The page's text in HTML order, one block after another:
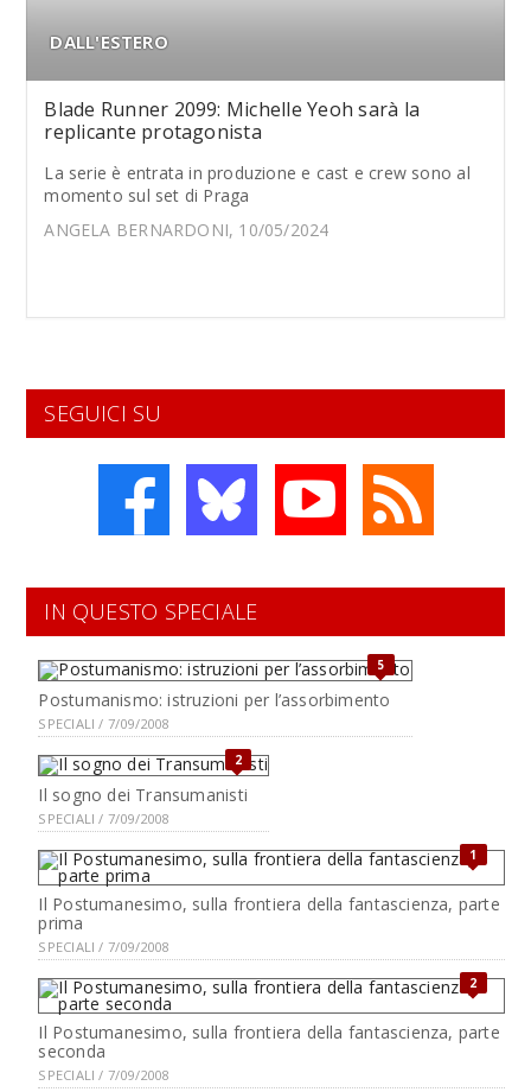
DALL'ESTERO
Blade Runner 2099: Michelle Yeoh sarà la
replicante protagonista
La serie è entrata in produzione e cast e crew sono al
momento sul set di Praga
ANGELA BERNARDONI, 10/05/2024
SEGUICI SU
IN QUESTO SPECIALE
5
Postumanismo: istruzioni per l’assorbimento
SPECIALI / 7/09/2008
2
Il sogno dei Transumanisti
SPECIALI / 7/09/2008
1
Il Postumanesimo, sulla frontiera della fantascienza, parte
prima
SPECIALI / 7/09/2008
2
Il Postumanesimo, sulla frontiera della fantascienza, parte
seconda
SPECIALI / 7/09/2008